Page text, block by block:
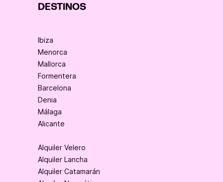
DESTINOS
Ibiza
Menorca
Mallorca
Formentera
Barcelona
Denia
Málaga
Alicante
Alquiler Velero
Alquiler Lancha
Alquiler Catamarán